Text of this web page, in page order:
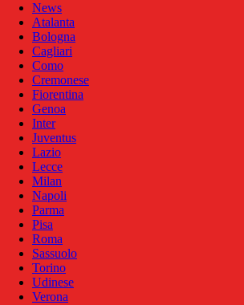
News
Atalanta
Bologna
Cagliari
Como
Cremonese
Fiorentina
Genoa
Inter
Juventus
Lazio
Lecce
Milan
Napoli
Parma
Pisa
Roma
Sassuolo
Torino
Udinese
Verona